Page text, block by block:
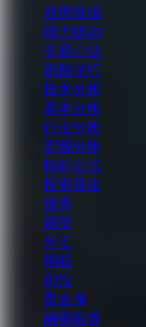
股票基础
能力级别
交易心法
选股技巧
技术分析
基本分析
行业分析
宏观分析
指标公式
投资基金
债券
期货
外汇
期权
创投
贵金属
融资融券